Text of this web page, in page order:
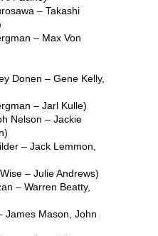
– Takashi
– Max Von
Donen – Gene Kelly,
– Jarl Kulle)
Nelson – Jackie
– Jack Lemmon,
– Julie Andrews)
– Warren Beatty,
James Mason, John